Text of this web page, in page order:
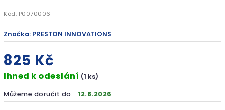
Kód: P0070006
Značka: PRESTON INNOVATIONS
825 Kč
Ihned k odeslání (1 ks)
Můžeme doručit do: 12.8.2026